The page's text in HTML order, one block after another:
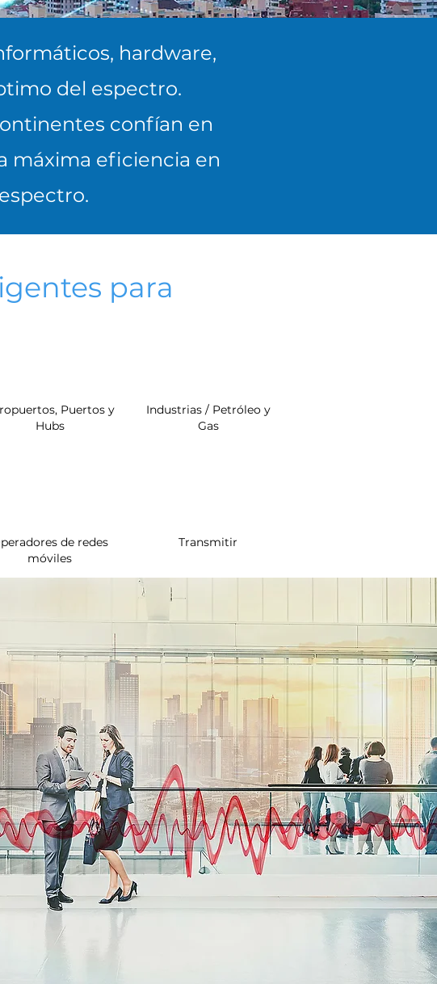
hardware,
del espectro.
confían en
máxima eficiencia en
para
Puertos y
Hubs
de redes
móviles
Industrias / Petróleo y
Gas
Transmitir